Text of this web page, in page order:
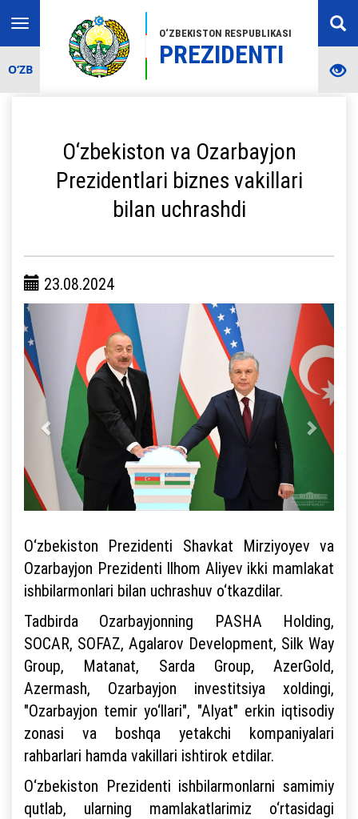
O‘ZBEKISTON RESPUBLIKASI
PREZIDENTI
Toggle
navigation
O‘ZB
O‘zbekiston va Ozarbayjon
Prezidentlari biznes vakillari
bilan uchrashdi
23.08.2024
O‘zbekiston Prezidenti Shavkat Mirziyoyev va
Ozarbayjon Prezidenti Ilhom Aliyev ikki mamlakat
ishbilarmonlari bilan uchrashuv o‘tkazdilar.
Tadbirda Ozarbayjonning PASHA Holding,
SOCAR, SOFAZ, Agalarov Development, Silk Way
Group, Matanat, Sarda Group, AzerGold,
Azermash, Ozarbayjon investitsiya xoldingi,
"Ozarbayjon temir yo‘llari", "Alyat" erkin iqtisodiy
zonasi va boshqa yetakchi kompaniyalari
rahbarlari hamda vakillari ishtirok etdilar.
O‘zbekiston Prezidenti ishbilarmonlarni samimiy
qutlab, ularning mamlakatlarimiz o‘rtasidagi